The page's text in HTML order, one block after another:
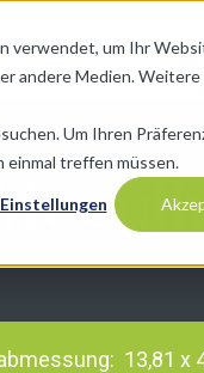
um Ihr
andere Medien.
Um Ihren
einmal treffen müssen.
NESTIO MODULHÄUSER
13,81 x